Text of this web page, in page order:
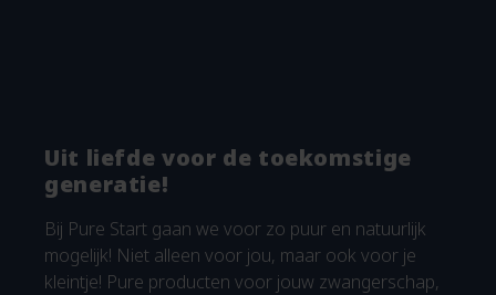
Uit liefde voor de toekomstige
generatie!
Bij Pure Start gaan we voor zo puur en natuurlijk
mogelijk! Niet alleen voor jou, maar ook voor je
kleintje! Pure producten voor jouw zwangerschap,